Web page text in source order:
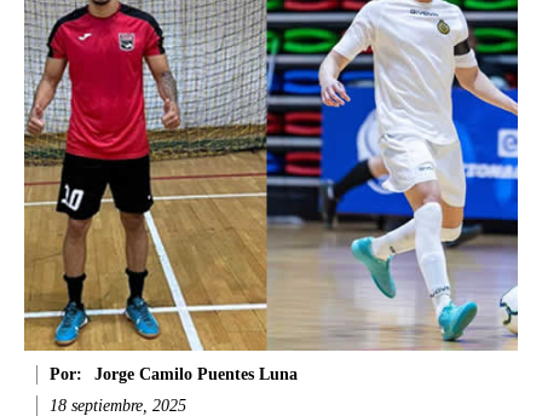
Por:
Jorge Camilo Puentes Luna
18 septiembre, 2025